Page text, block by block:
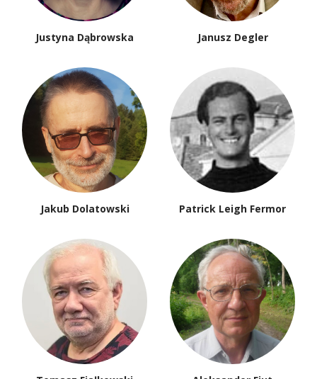
Justyna Dąbrowska Janusz Degler
Jakub Dolatowski Patrick Leigh Fermor